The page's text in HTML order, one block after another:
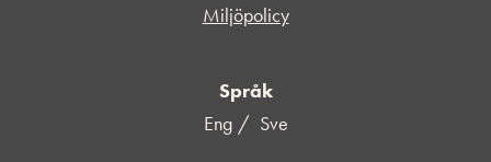
Miljöpolicy
Språk
Eng
Sve